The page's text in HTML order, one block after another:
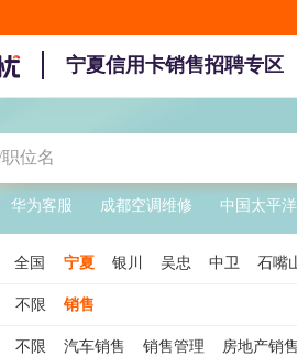
宁夏信用卡销售招聘专区
华为客服 成都空调维修 中国太平
全国 宁夏 银川 吴忠 中卫 石嘴
不限 销售
不限 汽车销售 销售管理 房地产销售